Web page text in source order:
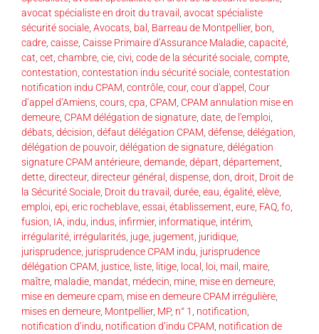
avocat spécialiste en droit du travail
avocat spécialiste
sécurité sociale Avocats bal Barreau de Montpellier, bon
cadre caisse Caisse Primaire d’Assurance Maladie capacité
cat cet chambre cie civi code de la sécurité sociale compte
contestation contestation indu sécurité sociale contestation
notification indu CPAM contrôle cour, cour d'appel
Cour
d’appel d’Amiens cours cpa CPAM CPAM annulation mise en
demeure CPAM délégation de signature date de l'emploi
débats décision défaut délégation CPAM défense délégation
délégation de pouvoir, délégation de signature délégation
signature CPAM antérieure demande départ département
dette directeur, directeur général dispense don droit Droit de
la Sécurité Sociale Droit du travail durée eau égalité elève
emploi epi eric rocheblave essai établissement eure FAQ fo
fusion IA indu indus infirmier, informatique intérim
irrégularité irrégularités juge jugement juridique
jurisprudence jurisprudence CPAM indu jurisprudence
délégation CPAM justice liste litige local loi mail maire
maître maladie mandat médecin mine mise en demeure
mise en demeure cpam mise en demeure CPAM irrégulière
mises en demeure Montpellier, MP, n° 1 notification
notification d’indu notification d’indu CPAM notification de